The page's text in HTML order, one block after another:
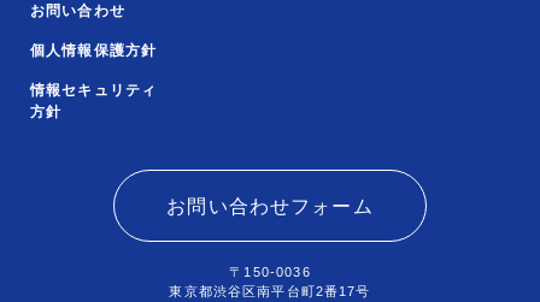
お問い合わせ
個人情報保護方針
情報セキュリティ
方針
お問い合わせフォーム
〒150-0036
東京都渋谷区南平台町2番17号